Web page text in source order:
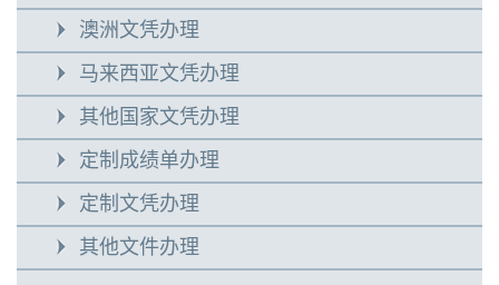
澳洲文凭办理
马来西亚文凭办理
其他国家文凭办理
定制成绩单办理
定制文凭办理
其他文件办理